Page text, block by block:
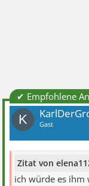
✔ Empfohlene
K Gast
Zitat von
ich würde es ihm